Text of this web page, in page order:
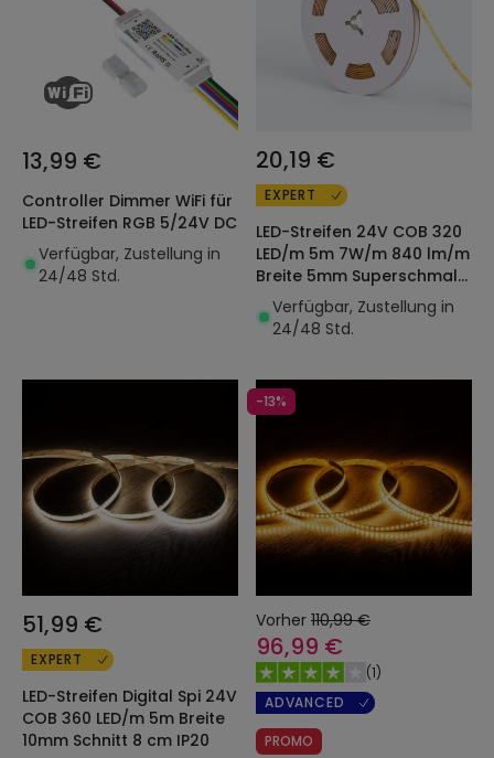
13,99 €
Controller Dimmer WiFi für
LED-Streifen RGB 5/24V DC
Verfügbar, Zustellung in
24/48 Std.
20,19 €
EXPERT
LED-Streifen 24V COB 320
LED/m 5m 7W/m 840 lm/m
Breite 5mm Superschmal
Schnitt 5 cm IP20 CRI90
Verfügbar, Zustellung in
24/48 Std.
51,99 €
EXPERT
LED-Streifen Digital Spi 24V
COB 360 LED/m 5m Breite
10mm Schnitt 8 cm IP20
-13%
Vorher 110,99 €
96,99 €
(1)
ADVANCED
PROMO